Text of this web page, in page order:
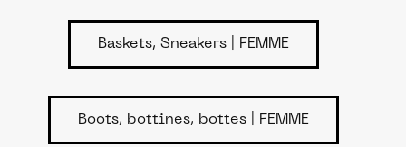
Baskets, Sneakers | FEMME
Boots, bottines, bottes | FEMME